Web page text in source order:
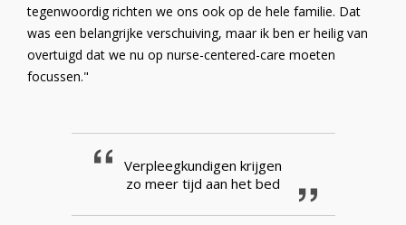
tegenwoordig richten we ons ook op de hele familie. Dat
was een belangrijke verschuiving, maar ik ben er heilig van
overtuigd dat we nu op nurse-centered-care moeten
focussen."
Verpleegkundigen krijgen
zo meer tijd aan het bed